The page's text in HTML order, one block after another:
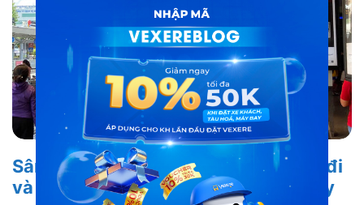
Sân bay Tân Sơn Nhất: Vị trí, đường đi
và kinh nghiệm di chuyển tại sân bay